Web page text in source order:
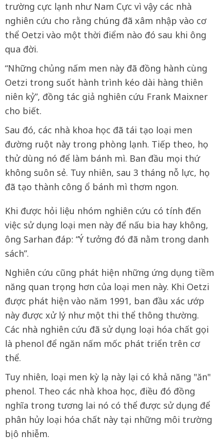
trường cực lạnh như Nam Cực vì vậy các nhà
nghiên cứu cho rằng chúng đã xâm nhập vào cơ
thể Oetzi vào một thời điểm nào đó sau khi ông
qua đời.
“Những chủng nấm men này đã đồng hành cùng
Oetzi trong suốt hành trình kéo dài hàng thiên
niên kỷ”, đồng tác giả nghiên cứu Frank Maixner
cho biết.
Sau đó, các nhà khoa học đã tái tạo loại men
đường ruột này trong phòng lạnh. Tiếp theo, họ
thử dùng nó để làm bánh mì. Ban đầu mọi thứ
không suôn sẻ. Tuy nhiên, sau 3 tháng nỗ lực, họ
đã tạo thành công ổ bánh mì thơm ngon.
Khi được hỏi liệu nhóm nghiên cứu có tính đến
việc sử dụng loại men này để nấu bia hay không,
ông Sarhan đáp: “Ý tưởng đó đã nằm trong danh
sách”.
Nghiên cứu cũng phát hiện những ứng dụng tiềm
năng quan trọng hơn của loại men này. Khi Oetzi
được phát hiện vào năm 1991, ban đầu xác ướp
này được xử lý như một thi thể thông thường.
Các nhà nghiên cứu đã sử dụng loại hóa chất gọi
là phenol để ngăn nấm mốc phát triển trên cơ
thể.
Tuy nhiên, loại men kỳ lạ này lại có khả năng "ăn"
phenol. Theo các nhà khoa học, điều đó đồng
nghĩa trong tương lai nó có thể được sử dụng để
phân hủy loại hóa chất này tại những môi trường
bị ô nhiễm.